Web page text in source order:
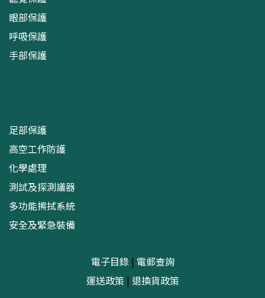
眼部保護
呼吸保護
手部保護
足部保護
高空工作防護
化學處理
測試及探測議器
多功能擦拭系統
安全及緊急裝備
電子目錄| 電郵查詢
運送政策 | 退換貨政策